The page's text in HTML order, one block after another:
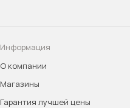
Информация
О компании
Магазины
Гарантия лучшей цены